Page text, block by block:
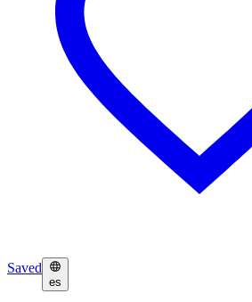
Saved
es